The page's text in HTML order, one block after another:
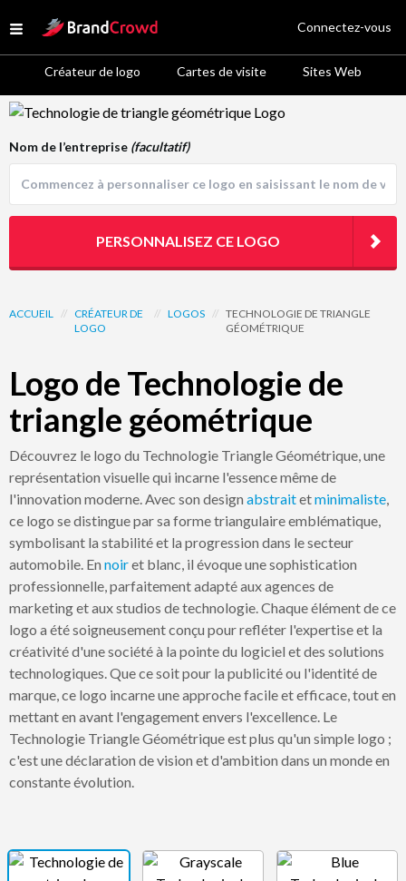
Open menu
Site Logo
Créateur de logo Cartes de visite Sites Web
Connectez-vous
Logo Template Preview
ACCUEIL // CRÉATEUR DE
LOGO
// LOGOS // TECHNOLOGIE DE TRIANGLE
GÉOMÉTRIQUE
Logo de Technologie de
triangle géométrique
Découvrez le logo du Technologie Triangle Géométrique, une
représentation visuelle qui incarne l'essence même de
l'innovation moderne. Avec son design abstraitetminimaliste,
ce logo se distingue par sa forme triangulaire emblématique,
symbolisant la stabilité et la progression dans le secteur
automobile. En noiret blanc, il évoque une sophistication
professionnelle, parfaitement adapté aux agences de
marketing et aux studios de technologie. Chaque élément de ce
logo a été soigneusement conçu pour refléter l'expertise et la
créativité d'une société à la pointe du logiciel et des solutions
technologiques. Que ce soit pour la publicité ou l'identité de
marque, ce logo incarne une approche facile et efficace, tout en
mettant en avant l'engagement envers l'excellence. Le
Technologie Triangle Géométrique est plus qu'un simple logo ;
c'est une déclaration de vision et d'ambition dans un monde en
constante évolution.
Nom de l’entreprise (facultatif)
PERSONNALISEZ CE LOGO